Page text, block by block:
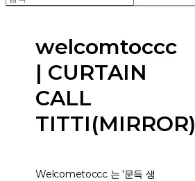
welcomtoccc
| CURTAIN
CALL
TITTI(MIRROR)
Welcometoccc 는 '문득 생